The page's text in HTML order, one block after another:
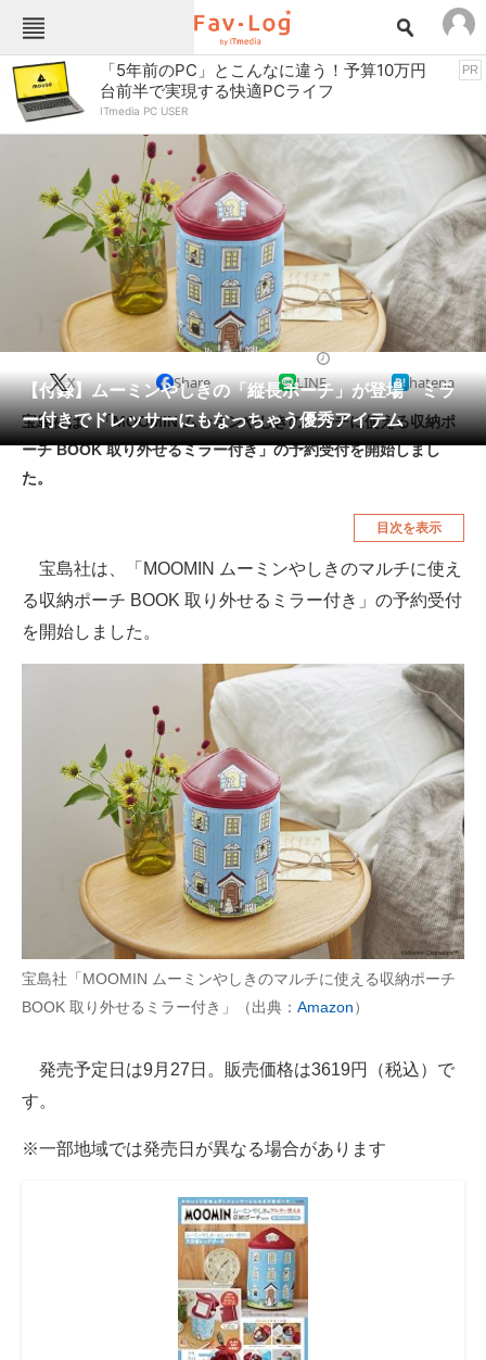
Fav-Logカテゴリー一覧
TOP アウトドア用品
インテリア・収納 おもちゃ・ホビー
キッチン家電
キッチン用品 ゲーム
コンテンツ・サービス スイーツ・お菓子
スポーツ・レジャー スマホ・携帯電話
パソコン・タブレット ファッション
ペット 家電
工具・DIY 本・DVD・CD
生活家電
腕時計 車・バイク
釣り具・釣り用品 食品・飲料・お酒
食器・グラス・カトラリー
注目記事を集めた総合ページ
ITの今と未来を見通す
スマホと通信の最新トレンド
進化するPCとデバイスの未来
好きが集まる 比べて選べる
ビジネスと働き方のヒント
AI活用のいまが分かる
企業ITのトレンドを詳説
マーケ×ITの今がよく分かる
ITエンジニア向け専門サイト
企業向けIT製品の総合サイト
IT製品の技術・比較・事例
製造業のIT導入・活用を支援
「5年前のPC」とこんなに違う！予算10万円
台前半で実現する快適PCライフ
ITmedia PC USER
PR
【付録】ムーミンやしきの「縦長ポーチ」が登場 ミラ
ー付きでドレッサーにもなっちゃう優秀アイテム
X Share LINE hatena
宝島社は、「MOOMIN ムーミンやしきのマルチに使える収納ポ
ーチ BOOK 取り外せるミラー付き」の予約受付を開始しまし
た。
目次を表示
宝島社は、「MOOMIN ムーミンやしきのマルチに使え
る収納ポーチ BOOK 取り外せるミラー付き」の予約受付
を開始しました。
宝島社「MOOMIN ムーミンやしきのマルチに使える収納ポーチ
BOOK 取り外せるミラー付き」（出典： Amazon）
発売予定日は9月27日。販売価格は3619円（税込）で
す。
※一部地域では発売日が異なる場合があります